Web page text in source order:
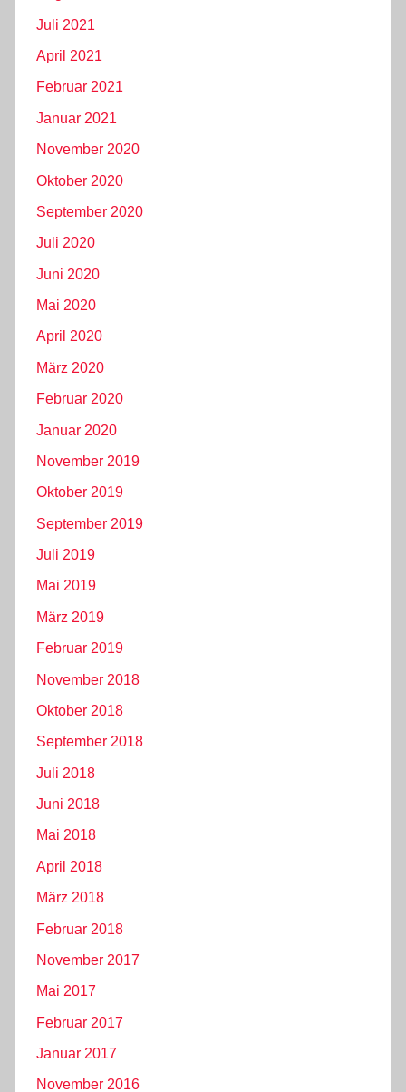
Juli 2021
April 2021
Februar 2021
Januar 2021
November 2020
Oktober 2020
September 2020
Juli 2020
Juni 2020
Mai 2020
April 2020
März 2020
Februar 2020
Januar 2020
November 2019
Oktober 2019
September 2019
Juli 2019
Mai 2019
März 2019
Februar 2019
November 2018
Oktober 2018
September 2018
Juli 2018
Juni 2018
Mai 2018
April 2018
März 2018
Februar 2018
November 2017
Mai 2017
Februar 2017
Januar 2017
November 2016